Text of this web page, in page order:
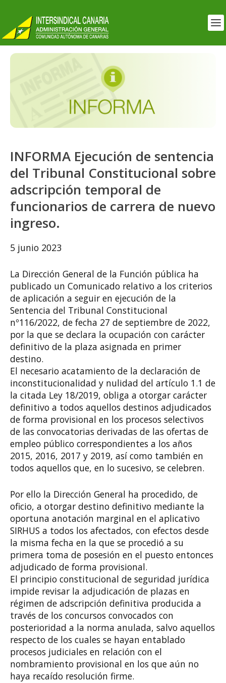
INFORMA Ejecución de sentencia
del Tribunal Constitucional sobre
adscripción temporal de
funcionarios de carrera de nuevo
ingreso.
5 junio 2023
La Dirección General de la Función pública ha
publicado un Comunicado relativo a los criterios
de aplicación a seguir en ejecución de la
Sentencia del Tribunal Constitucional
nº116/2022, de fecha 27 de septiembre de 2022,
por la que se declara la ocupación con carácter
definitivo de la plaza asignada en primer
destino.
El necesario acatamiento de la declaración de
inconstitucionalidad y nulidad del artículo 1.1 de
la citada Ley 18/2019, obliga a otorgar carácter
definitivo a todos aquellos destinos adjudicados
de forma provisional en los procesos selectivos
de las convocatorias derivadas de las ofertas de
empleo público correspondientes a los años
2015, 2016, 2017 y 2019, así como también en
todos aquellos que, en lo sucesivo, se celebren.
Por ello la Dirección General ha procedido, de
oficio, a otorgar destino definitivo mediante la
oportuna anotación marginal en el aplicativo
SIRHUS a todos los afectados, con efectos desde
la misma fecha en la que se procedió a su
primera toma de posesión en el puesto entonces
adjudicado de forma provisional.
El principio constitucional de seguridad jurídica
impide revisar la adjudicación de plazas en
régimen de adscripción definitiva producida a
través de los concursos convocados con
posterioridad a la norma anulada, salvo aquellos
respecto de los cuales se hayan entablado
procesos judiciales en relación con el
nombramiento provisional en los que aún no
haya recaído resolución firme.